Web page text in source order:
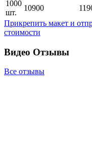
1000
шт.
10900
Прикрепить макет и
стоимости
Видео Отзывы
Все отзывы